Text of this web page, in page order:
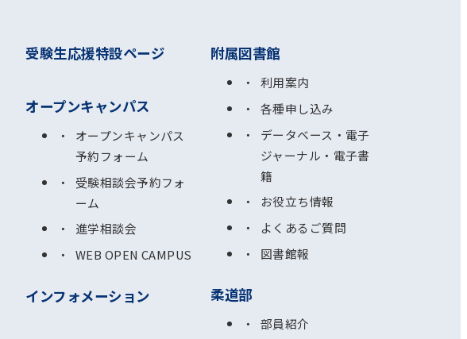
受験生応援特設ページ
オープンキャンパス
オープンキャンパス
予約フォーム
受験相談会予約フォ
ーム
進学相談会
WEB OPEN CAMPUS
インフォメーション
附属図書館
利用案内
各種申し込み
データベース・電子
ジャーナル・電子書
籍
お役立ち情報
よくあるご質問
図書館報
柔道部
部員紹介